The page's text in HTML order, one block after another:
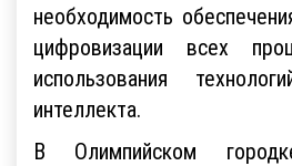
необходимость
цифровизации всех
использования
интеллекта.
В Олимпийском